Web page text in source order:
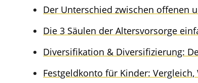
Der Unter­schied zwischen offenen
Die 3 Säulen der Alters­vor­sor­ge
Diver­si­fi­ka­ti­on & Diver­si­fi­zie­rung:
Festgeld­kon­to für Kinder: